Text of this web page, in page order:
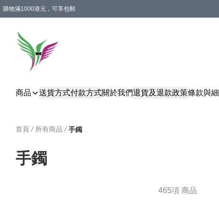
購物滿1000港元，可享包郵
商品 送貨方式付款方式關於我們退貨及退款政策條款與
首頁 / 所有商品 / 手鐲
手鐲
465項 商品